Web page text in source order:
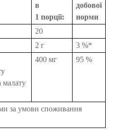
в
1 порції:
добової
норми
20
2 г
3 %*
малату
400 мг 95 %
за умови споживання